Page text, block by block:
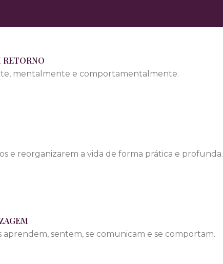
RETORNO
mentalmente e comportamentalmente.
e reorganizarem a vida de forma prática e profunda.
sentem, se comunicam e se comportam.